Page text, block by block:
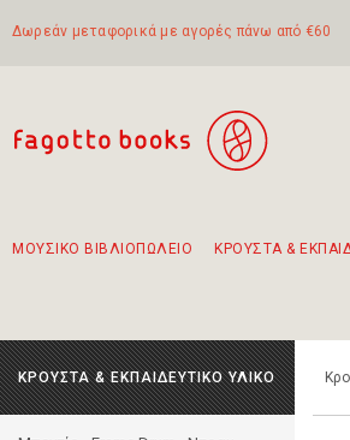
Δωρεάν μεταφορικά με αγορές πάνω από €60
ΜΟΥΣΙΚΟ ΒΙΒΛΙΟΠΩΛΕΙΟ ΚΡΟΥΣΤΑ &
ΚΡΟΥΣΤΑ & ΕΚΠΑΙΔΕΥΤΙΚΟ ΥΛΙΚΟ